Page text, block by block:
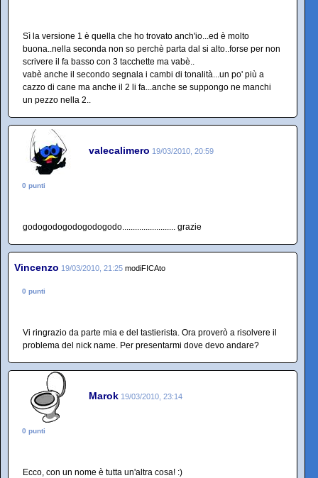
Sì la versione 1 è quella che ho trovato anch'io...ed è molto
buona..nella seconda non so perchè parta dal si alto..forse per non
scrivere il fa basso con 3 tacchette ma vabè..
vabè anche il secondo segnala i cambi di tonalità...un po' più a
cazzo di cane ma anche il 2 li fa...anche se suppongo ne manchi
un pezzo nella 2..
valecalimero 19/03/2010, 20:59
0 punti
godogodogodogodogodo......................... grazie
Vincenzo 19/03/2010, 21:25 modiFICAto
0 punti
Vi ringrazio da parte mia e del tastierista. Ora proverò a risolvere il
problema del nick name. Per presentarmi dove devo andare?
Marok 19/03/2010, 23:14
0 punti
Ecco, con un nome è tutta un'altra cosa! :)